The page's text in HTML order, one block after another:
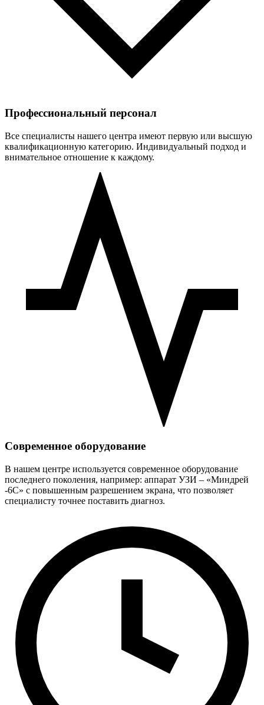
Профессиональный персонал
Все специалисты нашего центра имеют первую или высшую
квалификационную категорию. Индивидуальный подход и
внимательное отношение к каждому.
Современное оборудование
В нашем центре используется современное оборудование
последнего поколения, например: аппарат УЗИ – «Миндрей
-6С» с повышенным разрешением экрана, что позволяет
специалисту точнее поставить диагноз.